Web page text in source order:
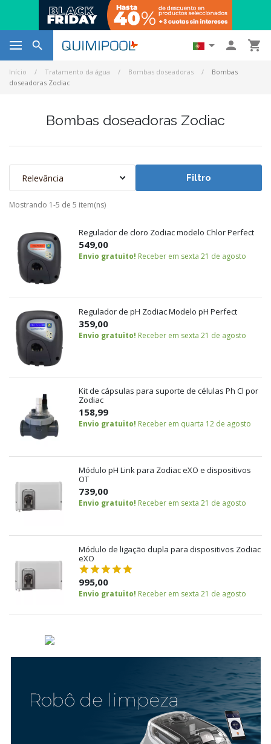
   
Início Tratamento da água Bombas doseadoras
Bombas
doseadoras Zodiac
Bombas doseadoras Zodiac
Relevância Filtro
Mostrando 1-5 de 5 item(ns)
Regulador de cloro Zodiac modelo Chlor Perfect
549,00
Envio gratuito! Receber em sexta 21 de agosto
Regulador de pH Zodiac Modelo pH Perfect
359,00
Envio gratuito! Receber em sexta 21 de agosto
Kit de cápsulas para suporte de células Ph Cl por
Zodiac
158,99
Envio gratuito! Receber em quarta 12 de agosto
Módulo pH Link para Zodiac eXO e dispositivos
OT
739,00
Envio gratuito! Receber em sexta 21 de agosto
Módulo de ligação dupla para dispositivos Zodiac
eXO
995,00
Envio gratuito! Receber em sexta 21 de agosto